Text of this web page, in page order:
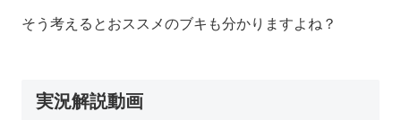
そう考えるとおススメのブキも分かりますよね？
実況解説動画